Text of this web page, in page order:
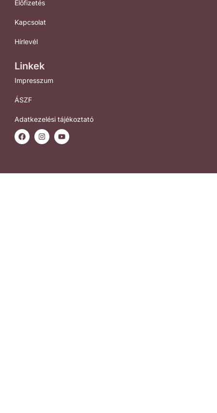
Előfizetés
Kapcsolat
Hírlevél
Linkek
Impresszum
ÁSZF
Adatkezelési tájékoztató